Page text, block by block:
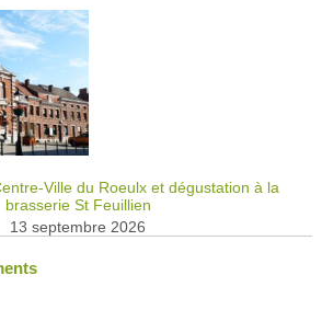
Ville du Roeulx et dégustation à la
brasserie St Feuillien
13 septembre 2026